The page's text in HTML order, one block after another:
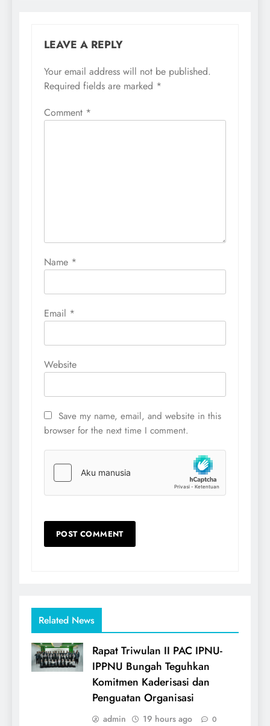
LEAVE A REPLY
Your email address will not be published.
Required fields are marked *
Comment *
Name *
Email *
Website
Save my name, email, and website in this
browser for the next time I comment.
Related News
Rapat Triwulan II PAC IPNU-
IPPNU Bungah Teguhkan
Komitmen Kaderisasi dan
Penguatan Organisasi
admin 19 hours ago 0